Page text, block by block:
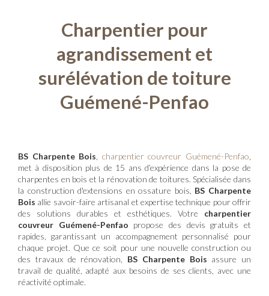
Charpentier pour
agrandissement et
surélévation de toiture
Guémené-Penfao
BS Charpente Bois charpentier couvreur Guémené-Penfao
met à disposition plus de 15 ans d’expérience dans la pose de
charpentes en bois et la rénovation de toitures. Spécialisée dans
la construction d'extensions en ossature bois, BS Charpente
Bois allie savoir-faire artisanal et expertise technique pour offrir
des solutions durables et esthétiques. Votre charpentier
couvreur Guémené-Penfao propose des devis gratuits et
rapides, garantissant un accompagnement personnalisé pour
chaque projet. Que ce soit pour une nouvelle construction ou
des travaux de rénovation, BS Charpente Bois assure un
travail de qualité, adapté aux besoins de ses clients, avec une
réactivité optimale.